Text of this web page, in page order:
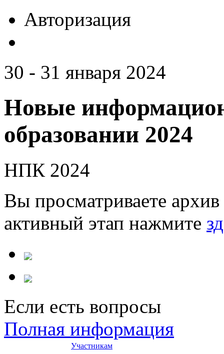
Авторизация
30 - 31 января 2024
Новые
образовании 2024
НПК 2024
Вы просматриваете
активный этап нажмите
Если есть вопросы
Полная информация
Участникам